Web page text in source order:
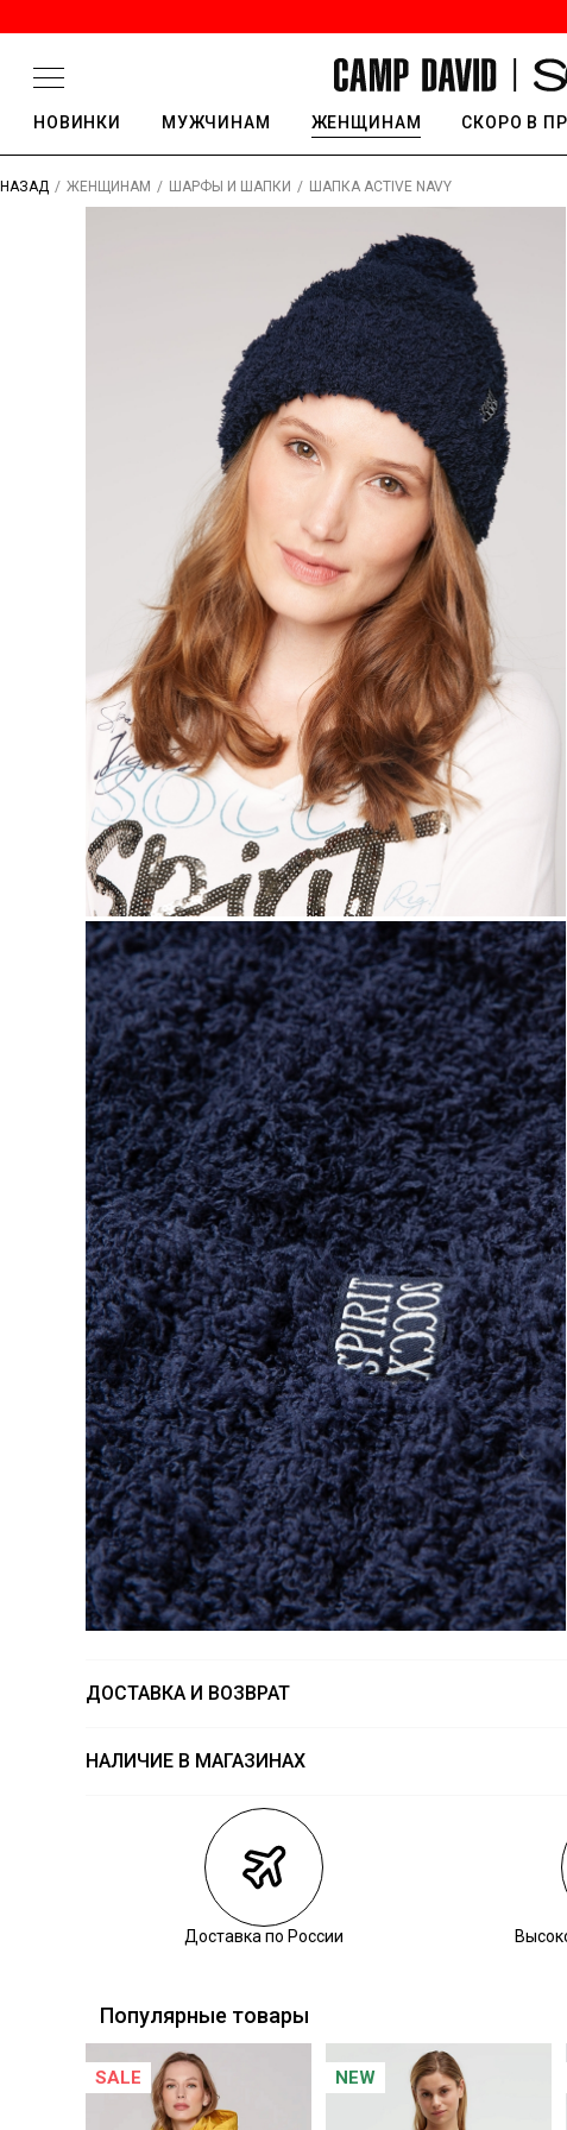
НОВИНКИ МУЖЧИНАМ ЖЕНЩИНАМ СКОРО В
НАЗАД / ЖЕНЩИНАМ / ШАРФЫ И ШАПКИ / ШАПКА ACTIVE NAVY
ДОСТАВКА И ВОЗВРАТ
Курьерская доставка СДЭК
Самовывоз из пункта выдачи СДЭК
Самовывоз из наших магазинов
Самовывоз из пункта выдачи СДЭК
НАЛИЧИЕ В МАГАЗИНАХ
Доставка по России
Популярные товары
SALE NEW